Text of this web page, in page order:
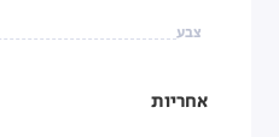
צבע
אחריות